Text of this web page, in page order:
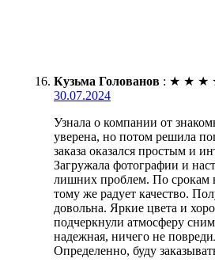
Кузьма Голованов : ★ ★ ★
30.07.2024
Узнала о компании от
уверена, но потом решила
заказа оказался простым и
Загружала фотографии и
лишних проблем. По срокам
тому же радует качество.
довольна. Яркие цвета и
подчеркнули атмосферу
надежная, ничего не
Определенно, буду